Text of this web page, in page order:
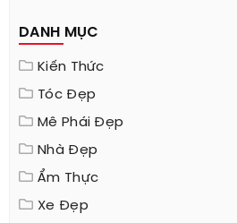
DANH MỤC
Kiến Thức
Tóc Đẹp
Mê Phái Đẹp
Nhà Đẹp
Ẩm Thực
Xe Đẹp